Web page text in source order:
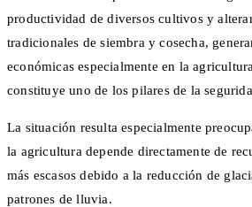
productividad de diversos cultivos y
tradicionales de siembra y cosecha,
económicas especialmente en la
constituye uno de los pilares de la
La situación resulta especialmente
la agricultura depende directamente de
más escasos debido a la reducción de
patrones de lluvia.